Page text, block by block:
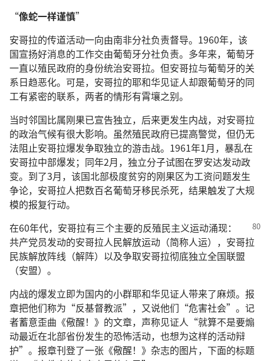
“像蛇一样谨慎”
安哥拉的传道活动一向由南非分社负责督导。1960年，该
国宣扬好消息的工作交由葡萄牙分社负责。多年来，葡萄牙
一直以殖民政府的身份统治安哥拉。但安哥拉与葡萄牙的关
系日趋恶化。可是，安哥拉的耶和华见证人却跟葡萄牙的同
工有紧密的联系，两者的情形有霄壤之别。
当时邻国比属刚果已宣告独立，后来更发生内战，对安哥拉
的政治气候有很大影响。虽然殖民政府已提高警觉，但仍无
法阻止安哥拉爆发争取独立的游击战。1961年1月，暴乱在
安哥拉中部爆发；同年2月，独立分子试图在罗安达发动政
变。到了3月，该国北部极度贫穷的刚果区为工资问题发生
争论，安哥拉人把数百名葡萄牙移民杀死，结果触发了大规
模的报复行动。
在60年代，安哥拉有三个主要的反殖民主义运动涌现：
共产党员发动的安哥拉人民解放运动（简称人运），安哥拉
民族解放阵线（解阵）以及争取安哥拉彻底独立全国联盟
（安盟）。
内战的爆发立即为国内的小群耶和华见证人带来了麻烦。报
章把他们称为“反基督教派”，又说他们“危害社会”。记
者蓄意歪曲《儆醒！》的文章，声称见证人“就算不是要煽
动最近在北部省份发生的恐怖活动，也想为这样的活动辩
护”。报章刊登了一张《儆醒！》杂志的图片，下面的标题